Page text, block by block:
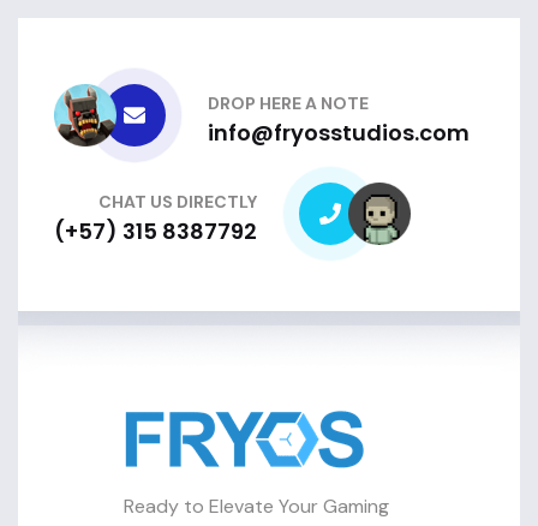
DROP HERE A NOTE
info@fryosstudios.com
CHAT US DIRECTLY
(+57) 315 8387792
Ready to Elevate Your Gaming